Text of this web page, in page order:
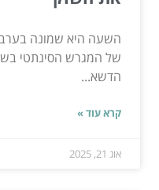
השעה היא שמונה בערב,
של המגרש הסינתטי
הדשא...
קרא עוד »
אוג 21, 2025